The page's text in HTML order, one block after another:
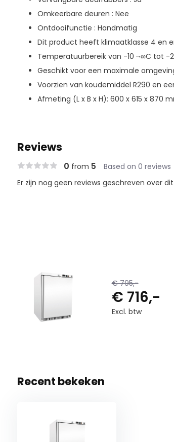
Omkeerbare deuren : Nee
Ontdooifunctie : Handmatig
Dit product heeft klimaatklasse 4 en
Temperatuurbereik van -10 ¬∞C tot -
Geschikt voor een maximale
Voorzien van koudemiddel R290 en
Afmeting (L x B x H): 600 x 615 x 870
Reviews
0 from 5 Based on 0 reviews
Er zijn nog geen reviews geschreven over
€ 795,-
€ 716,-
Excl. btw
Recent bekeken